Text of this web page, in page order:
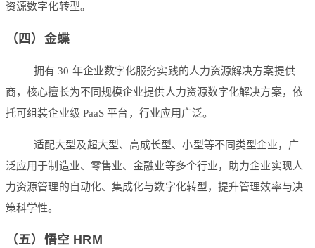
资源数字化转型。
（四）金蝶
拥有 30 年企业数字化服务实践的人力资源解决方案提供
商，核心擅长为不同规模企业提供人力资源数字化解决方案，依
托可组装企业级 PaaS 平台，行业应用广泛。
适配大型及超大型、高成长型、小型等不同类型企业，广
泛应用于制造业、零售业、金融业等多个行业，助力企业实现人
力资源管理的自动化、集成化与数字化转型，提升管理效率与决
策科学性。
（五）悟空 HRM